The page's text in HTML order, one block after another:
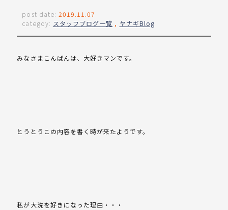
post date: 2019.11.07
categoy: スタッフブログ一覧 , ヤナギBlog
みなさまこんばんは、大好きマンです。
とうとうこの内容を書く時が来たようです。
私が大洗を好きになった理由・・・